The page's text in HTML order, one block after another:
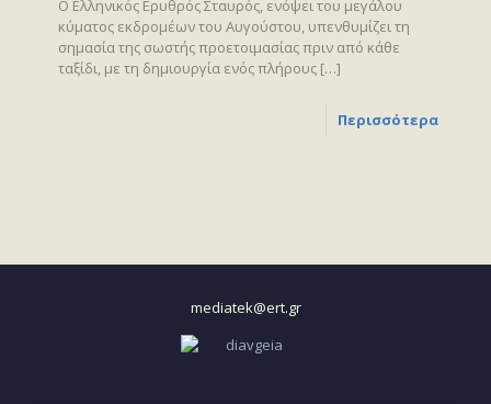
Ο Ελληνικός Ερυθρός Σταυρός, ενόψει του μεγάλου
κύματος εκδρομέων του Αυγούστου, υπενθυμίζει τη
σημασία της σωστής προετοιμασίας πριν από κάθε
ταξίδι, με τη δημιουργία ενός πλήρους […]
Περισσότερα
mediatek@ert.gr